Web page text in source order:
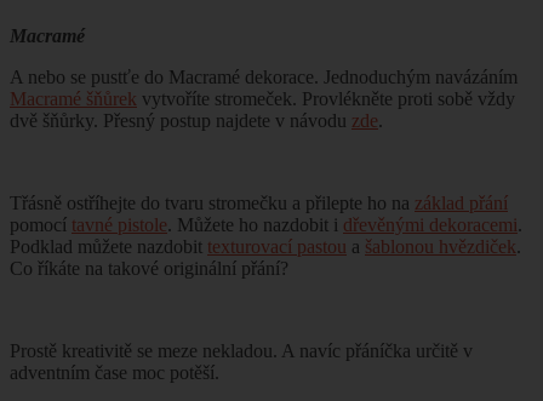
Macramé
A nebo se pustťe do Macramé dekorace. Jednoduchým navázáním
Macramé šňůrek vytvoříte stromeček. Provlékněte proti sobě vždy
dvě šňůrky. Přesný postup najdete v návodu zde.
Třásně ostříhejte do tvaru stromečku a přilepte ho na základ přání
pomocí tavné pistole. Můžete ho nazdobit i dřevěnými dekoracemi.
Podklad můžete nazdobit texturovací pastou a šablonou hvězdiček.
Co říkáte na takové originální přání?
Prostě kreativitě se meze nekladou. A navíc přáníčka určitě v
adventním čase moc potěší.